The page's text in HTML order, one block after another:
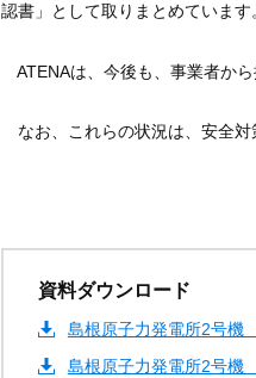
認書」として取りまとめています
ATENAは、今後も、事業者か
なお、これらの状況は、安全対
資料ダウンロード
島根原子力発電所2号機
島根原子力発電所2号機